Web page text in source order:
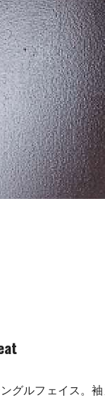
グルフェイス。